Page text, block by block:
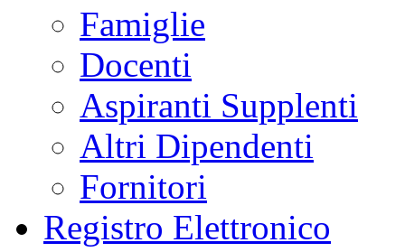
Famiglie
Docenti
Aspiranti Supplenti
Altri Dipendenti
Fornitori
Registro Elettronico